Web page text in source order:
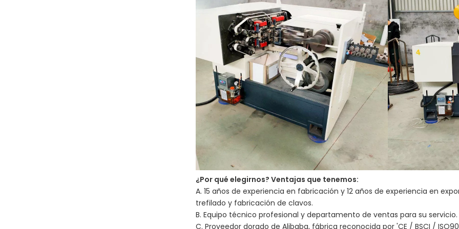
¿Por qué elegirnos? Ventajas que tenemos:
A. 15 años de experiencia en fabricación y 12 años de experiencia en
trefilado y fabricación de clavos.
B. Equipo técnico profesional y departamento de ventas para su servicio.
C. Proveedor dorado de Alibaba, fábrica reconocida por 'CE / BSCI /